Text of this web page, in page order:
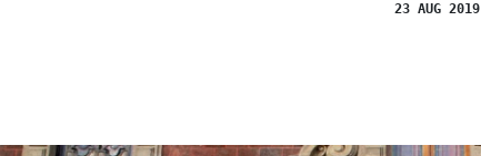
23 AUG 2019